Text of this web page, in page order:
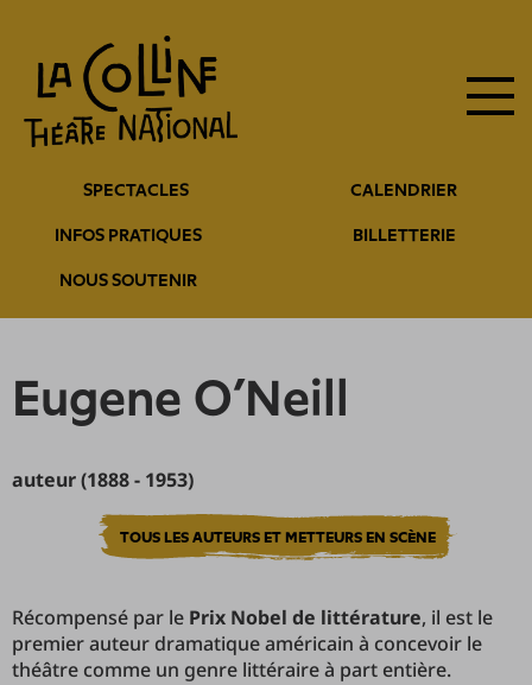
contenu
principal
entête
SPECTACLES CALENDRIER
INFOS PRATIQUES BILLETTERIE
NOUS SOUTENIR
principale
Eugene O’Neill
auteur (1888 - 1953)
TOUS LES AUTEURS ET METTEURS EN SCÈNE
Récompensé par le Prix Nobel de littérature, il est le
premier auteur dramatique américain à concevoir le
théâtre comme un genre littéraire à part entière.